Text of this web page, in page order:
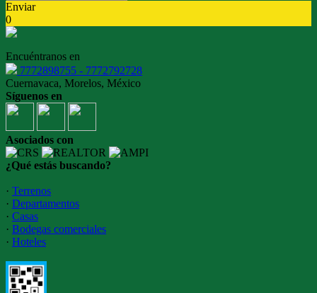
Enviar
0
Encuéntranos en
7772898755 - 7772792728
Cuernavaca, Morelos, México
Síguenos en
Asociados con
¿Qué estás buscando?
· Terrenos
· Departamentos
· Casas
· Bodegas comerciales
· Hoteles